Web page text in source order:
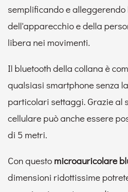
semplificando e
dell'apparecchio e della
libera nei movimenti.
Il bluetooth della collana è
qualsiasi smartphone senza
particolari settaggi. Grazie al
cellulare può anche essere
di 5 metri.
Con questo microauricolare
dimensioni ridottissime